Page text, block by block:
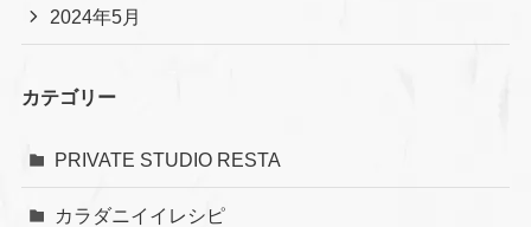
2024年5月
カテゴリー
PRIVATE STUDIO RESTA
カラダニイイレシピ